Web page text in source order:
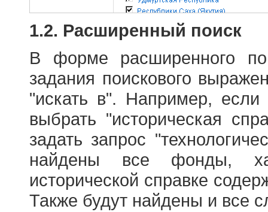
1.2. Расширенный поиск
В форме расширенного
задания поискового
"искать в". Например,
выбрать "историческая
задать запрос
найдены все фонды,
исторической справке
Также будут найдены и все